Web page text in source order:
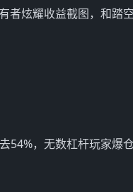
者炫耀收益截图，和踏
54%，无数杠杆玩家爆